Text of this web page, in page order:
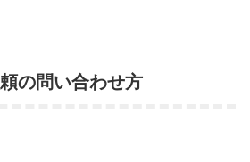
の問い合わせ方